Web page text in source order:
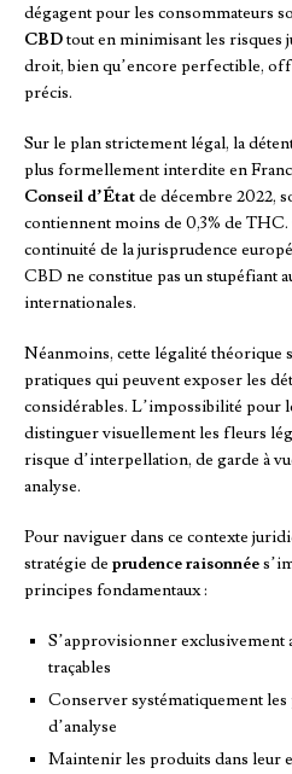
dégagent pour les consommateurs
CBDtout en minimisant les risques
droit, bien qu’encore perfectible,
précis.
Sur le plan strictement légal, la
plus formellement interdite en
Conseil d’Étatde décembre 2022,
contiennent moins de 0,3% de
continuité de la jurisprudence
CBD ne constitue pas un stupéfiant
internationales.
Néanmoins, cette légalité théorique
pratiques qui peuvent exposer les
considérables. L’impossibilité pour
distinguer visuellement les fleurs
risque d’interpellation, de garde à
analyse.
Pour naviguer dans ce contexte
stratégie de prudence raisonnée
principes fondamentaux :
S’approvisionner exclusivement
traçables
Conserver systématiquement les
d’analyse
Maintenir les produits dans leur